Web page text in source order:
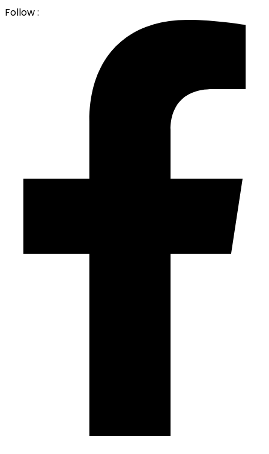
Follow :